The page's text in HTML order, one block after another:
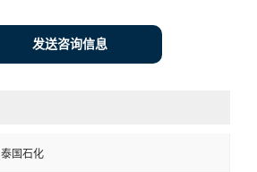
发送咨询信息
泰国石化